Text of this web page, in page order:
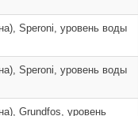
Speroni, уровень воды
Speroni, уровень воды
Grundfos, уровень